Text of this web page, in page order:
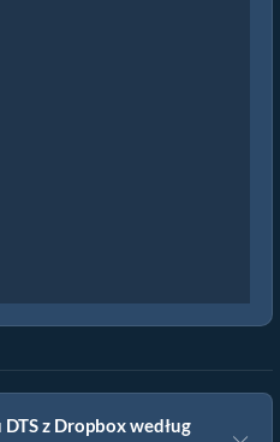
z Dropbox według